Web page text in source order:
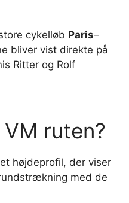
cykelløb Paris–
bliver vist direkte på
Ritter og Rolf
ruten?
højdeprofil, der viser
med de